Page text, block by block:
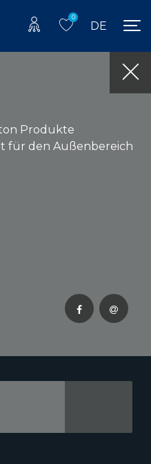
0
DE
Produkte
für den Außenbereich